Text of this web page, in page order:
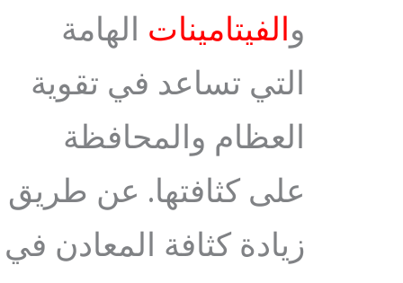
والفيتامينات الهامة
التي تساعد في تقوية
العظام والمحافظة
على كثافتها. عن طريق
زيادة كثافة المعادن في